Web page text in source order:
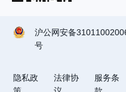
沪公网安备
号
隐私政
法律协
服务条